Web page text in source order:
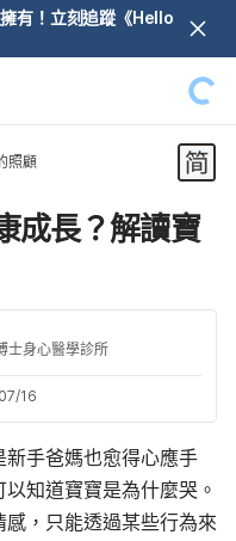
有！立刻追蹤《Hello
照顧
成長？解讀寶
士身心醫學診所
16
手爸媽也愈得心應手
知道寶寶是為什麼哭。
，只能透過某些行為來